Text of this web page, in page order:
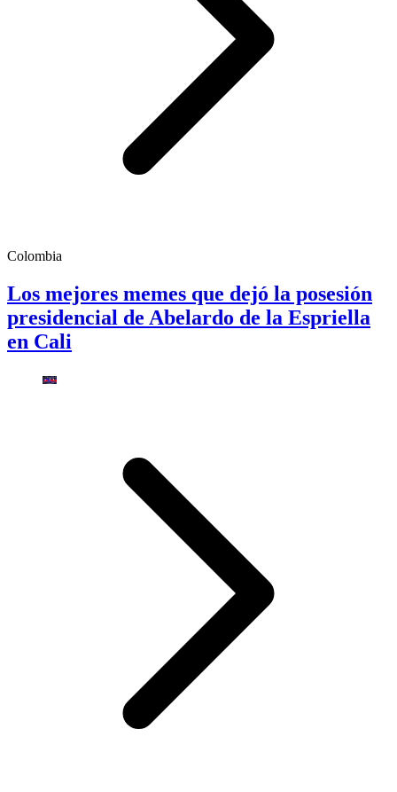
Colombia
Los mejores memes que dejó la posesión
presidencial de Abelardo de la Espriella
en Cali